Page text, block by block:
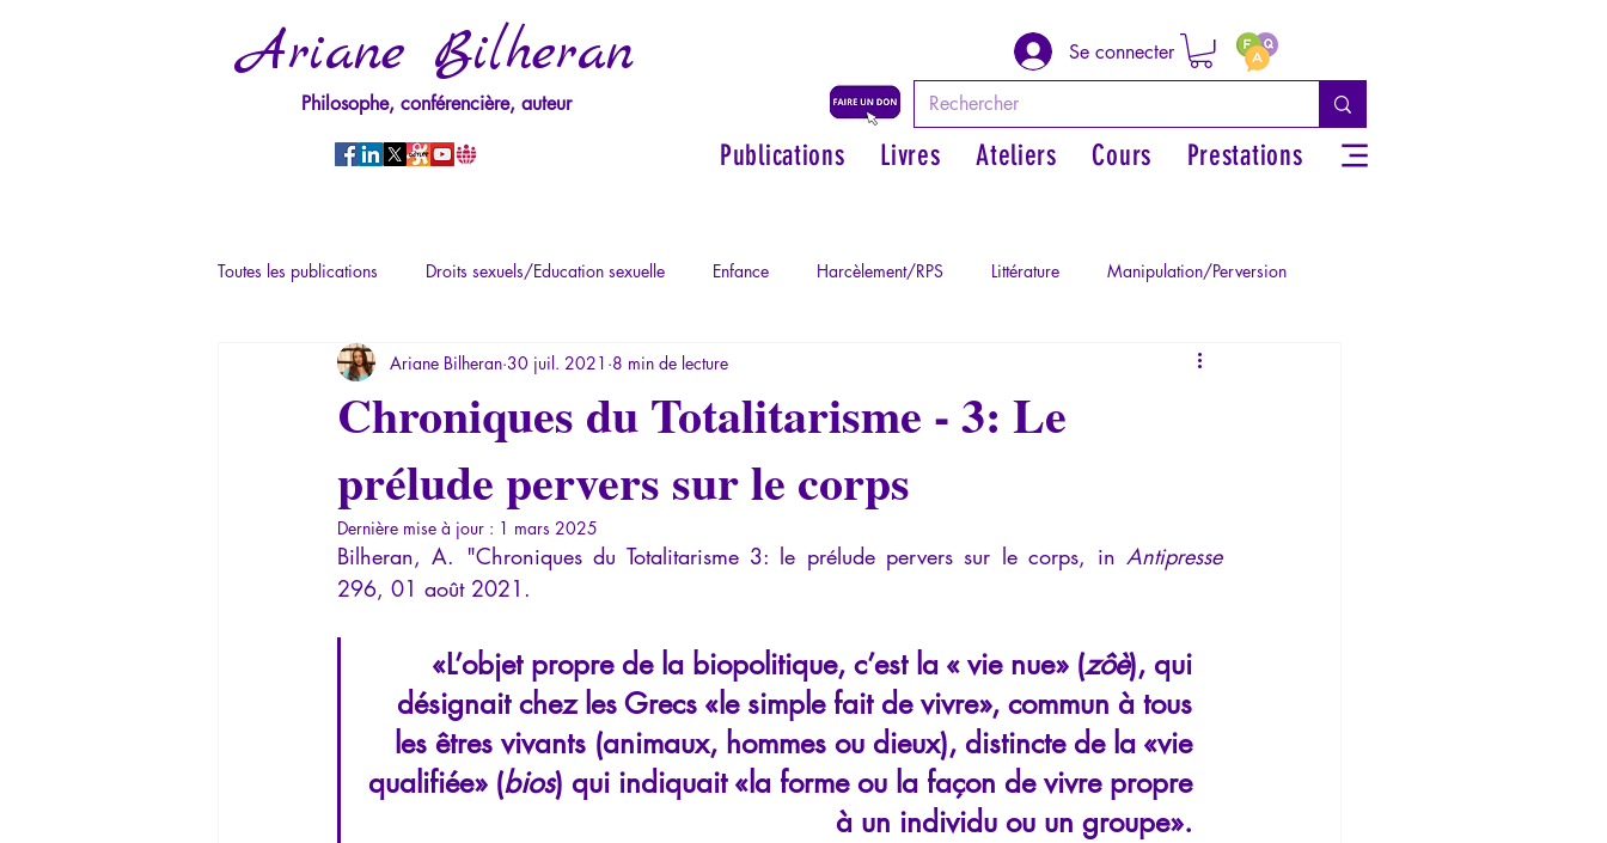
Ariane Bilheran
Philosophe, conférencière, auteur
Se connecter
Publications Livres Ateliers Cours Prestations
Toutes les publications Droits sexuels/Education sexuelle Enfance Harcèlement/RPS Littérature Manipulation/Perversion
Mythologie - Savoir des Anciens Philosopher par les mythes grecs
Psychopathologie du Pouvoir Psychopathologie du Totalitarisme
La Lucarne Articles Interviews Psychopathologie de l'Autorité Recensions Psychose Temporalité
Allemand Grec Intelligence artificielle
Chroniques du Totalitarisme - 3: Le
prélude pervers sur le corps
Ariane Bilheran 30 juil. 2021 8 min de lecture
Dernière mise à jour : 1 mars 2025
Bilheran, A. "Chroniques du Totalitarisme 3: le prélude pervers sur le corps, in
Antipresse
296, 01 août 2021.
«L’objet propre de la biopolitique, c’est la « vie nue» (zôè), qui
désignait chez les Grecs «le simple fait de vivre», commun à tous
les êtres vivants (animaux, hommes ou dieux), distincte de la «vie
qualifiée» (bios) qui indiquait «la forme ou la façon de vivre propre
à un individu ou un groupe».